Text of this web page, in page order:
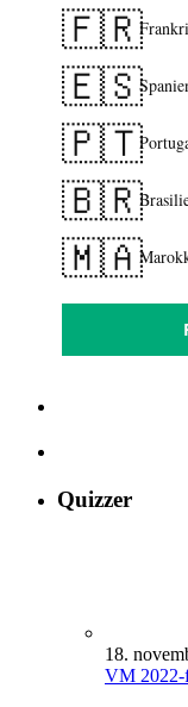
🇫🇷
🇪🇸
🇵🇹
🇧🇷
🇲🇦
Quizzer
18.
VM 2022-